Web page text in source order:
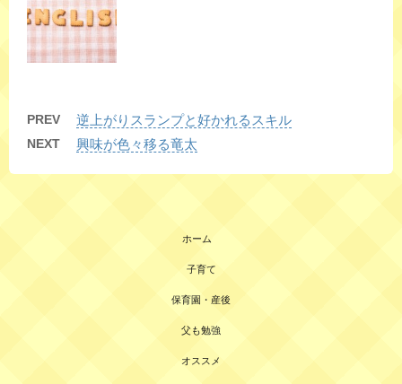
PREV 逆上がりスランプと好かれるスキル
NEXT 興味が色々移る竜太
ホーム
子育て
保育園・産後
父も勉強
オススメ